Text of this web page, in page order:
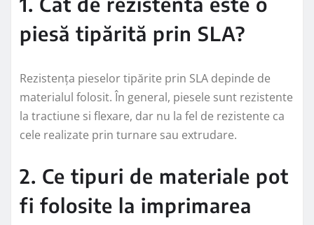
piesă tipărită prin SLA?
Rezistența pieselor tipărite prin SLA depinde de
materialul folosit. În general, piesele sunt rezistente
la tractiune si flexare, dar nu la fel de rezistente ca
cele realizate prin turnare sau extrudare.
2. Ce tipuri de materiale pot
fi folosite la imprimarea